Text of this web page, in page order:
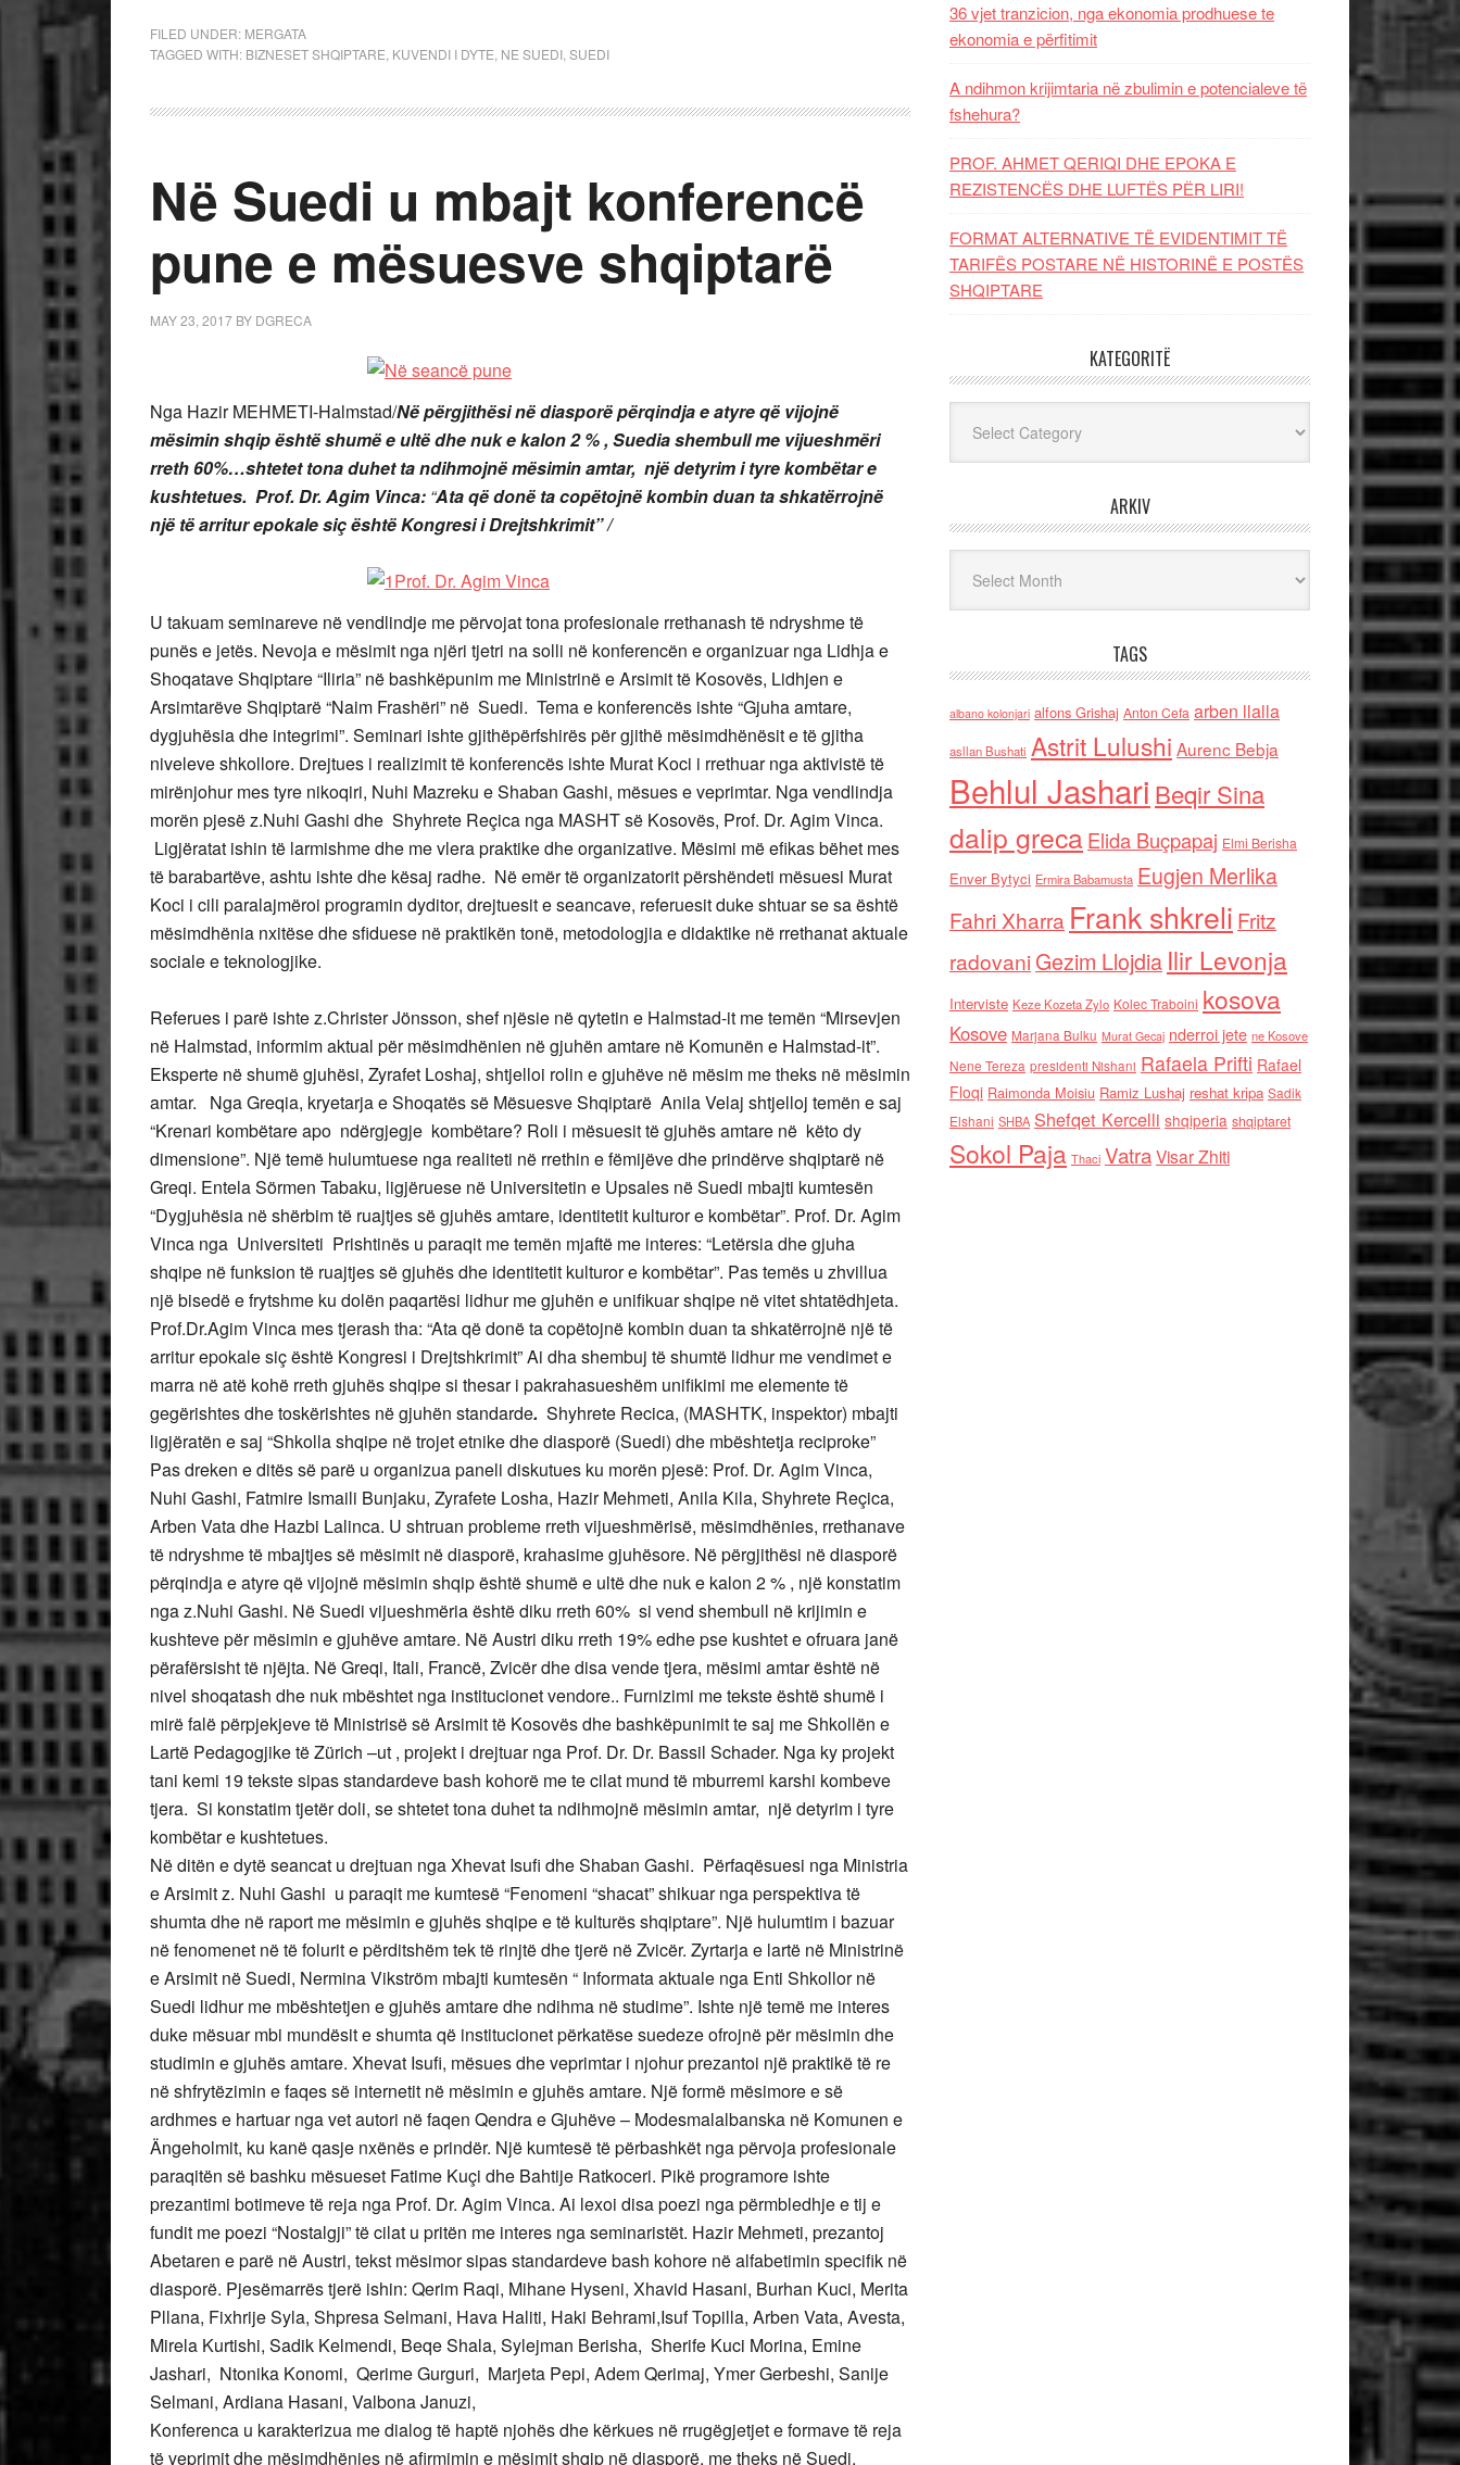
FILED UNDER: MERGATA
TAGGED WITH: BIZNESET SHQIPTARE KUVENDI I DYTE NE SUEDI SUEDI
Në Suedi u mbajt konferencë
pune e mësuesve shqiptarë
MAY 23, 2017 BY DGRECA
Nga Hazir MEHMETI-Halmstad/Në përgjithësi në diasporë përqindja e atyre që vijojnë
mësimin shqip është shumë e ultë dhe nuk e kalon 2 % , Suedia shembull me vijueshmëri
rreth 60%…shtetet tona duhet ta ndihmojnë mësimin amtar, një detyrim i tyre kombëtar e
kushtetues. Prof. Dr. Agim Vinca: “Ata që donë ta copëtojnë kombin duan ta shkatërrojnë
një të arritur epokale siç është Kongresi i Drejtshkrimit” /
U takuam seminareve në vendlindje me përvojat tona profesionale rrethanash të ndryshme të
punës e jetës. Nevoja e mësimit nga njëri tjetri na solli në konferencën e organizuar nga Lidhja e
Shoqatave Shqiptare “Iliria” në bashkëpunim me Ministrinë e Arsimit të Kosovës, Lidhjen e
Arsimtarëve Shqiptarë “Naim Frashëri” në Suedi. Tema e konferencës ishte “Gjuha amtare,
dygjuhësia dhe integrimi”. Seminari ishte gjithëpërfshirës për gjithë mësimdhënësit e të gjitha
niveleve shkollore. Drejtues i realizimit të konferencës ishte Murat Koci i rrethuar nga aktivistë të
mirënjohur mes tyre nikoqiri, Nuhi Mazreku e Shaban Gashi, mësues e veprimtar. Nga vendlindja
morën pjesë z.Nuhi Gashi dhe Shyhrete Reçica nga MASHT së Kosovës, Prof. Dr. Agim Vinca.
Ligjëratat ishin të larmishme dhe me vlera praktike dhe organizative. Mësimi më efikas bëhet mes
të barabartëve, ashtu ishte dhe kësaj radhe. Në emër të organizatorit përshëndeti mësuesi Murat
Koci i cili paralajmëroi programin dyditor, drejtuesit e seancave, referuesit duke shtuar se sa është
mësimdhënia nxitëse dhe sfiduese në praktikën tonë, metodologjia e didaktike në rrethanat aktuale
sociale e teknologjike.
Referues i parë ishte z.Christer Jönsson, shef njësie në qytetin e Halmstad-it me temën “Mirsevjen
në Halmstad, informim aktual për mësimdhënien në gjuhën amtare në Komunën e Halmstad-it”.
Eksperte në shumë gjuhësi, Zyrafet Loshaj, shtjelloi rolin e gjuhëve në mësim me theks në mësimin
amtar. Nga Greqia, kryetarja e Shoqatës së Mësuesve Shqiptarë Anila Velaj shtjelloj temën e saj
“Krenari kombëtare apo ndërgjegje kombëtare? Roli i mësuesit të gjuhës amtare në këto dy
dimensione”. Një temë hulumtuese nga realiteti në rrethin e fëmijëve dhe prindërve shqiptarë në
Greqi. Entela Sörmen Tabaku, ligjëruese në Universitetin e Upsales në Suedi mbajti kumtesën
“Dygjuhësia në shërbim të ruajtjes së gjuhës amtare, identitetit kulturor e kombëtar”. Prof. Dr. Agim
Vinca nga Universiteti Prishtinës u paraqit me temën mjaftë me interes: “Letërsia dhe gjuha
shqipe në funksion të ruajtjes së gjuhës dhe identitetit kulturor e kombëtar”. Pas temës u zhvillua
një bisedë e frytshme ku dolën paqartësi lidhur me gjuhën e unifikuar shqipe në vitet shtatëdhjeta.
Prof.Dr.Agim Vinca mes tjerash tha: “Ata që donë ta copëtojnë kombin duan ta shkatërrojnë një të
arritur epokale siç është Kongresi i Drejtshkrimit” Ai dha shembuj të shumtë lidhur me vendimet e
marra në atë kohë rreth gjuhës shqipe si thesar i pakrahasueshëm unifikimi me elemente të
gegërishtes dhe toskërishtes në gjuhën standarde. Shyhrete Recica, (MASHTK, inspektor) mbajti
ligjëratën e saj “Shkolla shqipe në trojet etnike dhe diasporë (Suedi) dhe mbështetja reciproke”
Pas dreken e ditës së parë u organizua paneli diskutues ku morën pjesë: Prof. Dr. Agim Vinca,
Nuhi Gashi, Fatmire Ismaili Bunjaku, Zyrafete Losha, Hazir Mehmeti, Anila Kila, Shyhrete Reçica,
Arben Vata dhe Hazbi Lalinca. U shtruan probleme rreth vijueshmërisë, mësimdhënies, rrethanave
të ndryshme të mbajtjes së mësimit në diasporë, krahasime gjuhësore. Në përgjithësi në diasporë
përqindja e atyre që vijojnë mësimin shqip është shumë e ultë dhe nuk e kalon 2 % , një konstatim
nga z.Nuhi Gashi. Në Suedi vijueshmëria është diku rreth 60% si vend shembull në krijimin e
kushteve për mësimin e gjuhëve amtare. Në Austri diku rreth 19% edhe pse kushtet e ofruara janë
përafërsisht të njëjta. Në Greqi, Itali, Francë, Zvicër dhe disa vende tjera, mësimi amtar është në
nivel shoqatash dhe nuk mbështet nga institucionet vendore.. Furnizimi me tekste është shumë i
mirë falë përpjekjeve të Ministrisë së Arsimit të Kosovës dhe bashkëpunimit te saj me Shkollën e
Lartë Pedagogjike të Zürich –ut , projekt i drejtuar nga Prof. Dr. Dr. Bassil Schader. Nga ky projekt
tani kemi 19 tekste sipas standardeve bash kohorë me te cilat mund të mburremi karshi kombeve
tjera. Si konstatim tjetër doli, se shtetet tona duhet ta ndihmojnë mësimin amtar, një detyrim i tyre
kombëtar e kushtetues.
Në ditën e dytë seancat u drejtuan nga Xhevat Isufi dhe Shaban Gashi. Përfaqësuesi nga Ministria
e Arsimit z. Nuhi Gashi u paraqit me kumtesë “Fenomeni “shacat” shikuar nga perspektiva të
shumta dhe në raport me mësimin e gjuhës shqipe e të kulturës shqiptare”. Një hulumtim i bazuar
në fenomenet në të folurit e përditshëm tek të rinjtë dhe tjerë në Zvicër. Zyrtarja e lartë në Ministrinë
e Arsimit në Suedi, Nermina Vikström mbajti kumtesën “ Informata aktuale nga Enti Shkollor në
Suedi lidhur me mbështetjen e gjuhës amtare dhe ndihma në studime”. Ishte një temë me interes
duke mësuar mbi mundësit e shumta që institucionet përkatëse suedeze ofrojnë për mësimin dhe
studimin e gjuhës amtare. Xhevat Isufi, mësues dhe veprimtar i njohur prezantoi një praktikë të re
në shfrytëzimin e faqes së internetit në mësimin e gjuhës amtare. Një formë mësimore e së
ardhmes e hartuar nga vet autori në faqen Qendra e Gjuhëve – Modesmalalbanska në Komunen e
Ängeholmit, ku kanë qasje nxënës e prindër. Një kumtesë të përbashkët nga përvoja profesionale
paraqitën së bashku mësueset Fatime Kuçi dhe Bahtije Ratkoceri. Pikë programore ishte
prezantimi botimeve të reja nga Prof. Dr. Agim Vinca. Ai lexoi disa poezi nga përmbledhje e tij e
fundit me poezi “Nostalgji” të cilat u pritën me interes nga seminaristët. Hazir Mehmeti, prezantoj
Abetaren e parë në Austri, tekst mësimor sipas standardeve bash kohore në alfabetimin specifik në
diasporë. Pjesëmarrës tjerë ishin: Qerim Raqi, Mihane Hyseni, Xhavid Hasani, Burhan Kuci, Merita
Pllana, Fixhrije Syla, Shpresa Selmani, Hava Haliti, Haki Behrami,Isuf Topilla, Arben Vata, Avesta,
Mirela Kurtishi, Sadik Kelmendi, Beqe Shala, Sylejman Berisha, Sherife Kuci Morina, Emine
Jashari, Ntonika Konomi, Qerime Gurguri, Marjeta Pepi, Adem Qerimaj, Ymer Gerbeshi, Sanije
Selmani, Ardiana Hasani, Valbona Januzi,
Konferenca u karakterizua me dialog të haptë njohës dhe kërkues në rrugëgjetjet e formave të reja
të veprimit dhe mësimdhënies në afirmimin e mësimit shqip në diasporë, me theks në Suedi.
36 vjet tranzicion, nga ekonomia prodhuese te
ekonomia e përfitimit
A ndihmon krijimtaria në zbulimin e potencialeve të
fshehura?
PROF. AHMET QERIQI DHE EPOKA E
REZISTENCЁS DHE LUFTЁS PЁR LIRI!
FORMAT ALTERNATIVE TË EVIDENTIMIT TË
TARIFËS POSTARE NË HISTORINË E POSTËS
SHQIPTARE
KATEGORITË
ARKIV
TAGS
albano kolonjari alfons Grishaj Anton Cefa arben llalla
asllan Bushati Astrit Lulushi Aurenc Bebja
Behlul Jashari Beqir Sina
dalip grecaElida Buçpapaj Elmi Berisha
Enver Bytyci Ermira Babamusta Eugjen Merlika
Fahri Xharra Frank shkreli Fritz
radovaniGezim Llojdia Ilir Levonja
Interviste Keze Kozeta Zylo Kolec Traboini kosova
Kosove Marjana Bulku Murat Gecaj nderroi jete ne Kosove
Nene Tereza presidenti Nishani Rafaela Prifti Rafael
Floqi Raimonda Moisiu Ramiz Lushaj reshat kripa Sadik
Elshani SHBA Shefqet Kercelli shqiperia shqiptaret
Sokol Paja Thaci VatraVisar Zhiti